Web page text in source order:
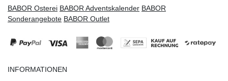
BABOR Osterei BABOR Adventskalender BABOR
Sonderangebote BABOR Outlet
INFORMATIONEN